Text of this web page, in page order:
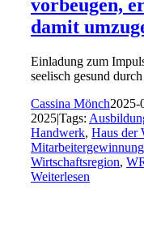
vorbeugen,
damit
Einladung zum
seelisch gesund
Cassina Mönch2025-
2025|Tags:
Handwerk, Haus der
Mitarbeitergewinnung
Wirtschaftsregion,
Weiterlesen